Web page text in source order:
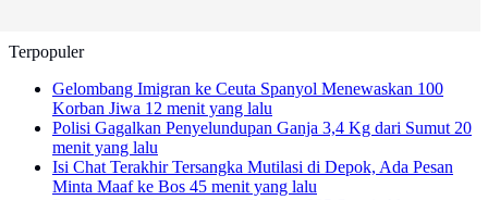
Terpopuler
Gelombang Imigran ke Ceuta Spanyol Menewaskan 100
Korban Jiwa 12 menit yang lalu
Polisi Gagalkan Penyelundupan Ganja 3,4 Kg dari Sumut20
menit yang lalu
Isi Chat Terakhir Tersangka Mutilasi di Depok, Ada Pesan
Minta Maaf ke Bos 45 menit yang lalu